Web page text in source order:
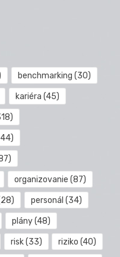
benchmarking (30)
kariéra (45)
organizovanie (87)
personál (34)
plány(48)
risk(33) riziko (40)